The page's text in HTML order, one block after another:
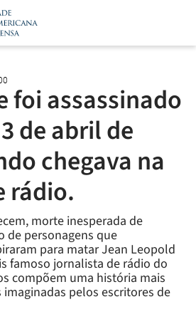
foi assassinado
de abril de
chegava na
rádio.
morte inesperada de
de personagens que
para matar Jean Leopold
famoso jornalista de rádio do
compõem uma história mais
pelos escritores de